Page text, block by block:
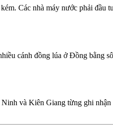
Các nhà máy nước phải đầu
cánh đồng lúa ở Đồng bằng
và Kiên Giang từng ghi